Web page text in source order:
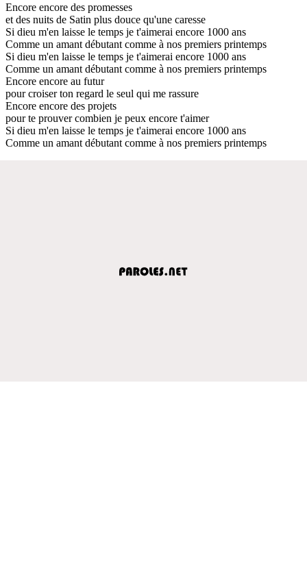
Encore encore des promesses
et des nuits de Satin plus douce qu'une caresse
Si dieu m'en laisse le temps je t'aimerai encore 1000 ans
Comme un amant débutant comme à nos premiers printemps
Si dieu m'en laisse le temps je t'aimerai encore 1000 ans
Comme un amant débutant comme à nos premiers printemps
Encore encore au futur
pour croiser ton regard le seul qui me rassure
Encore encore des projets
pour te prouver combien je peux encore t'aimer
Si dieu m'en laisse le temps je t'aimerai encore 1000 ans
Comme un amant débutant comme à nos premiers printemps